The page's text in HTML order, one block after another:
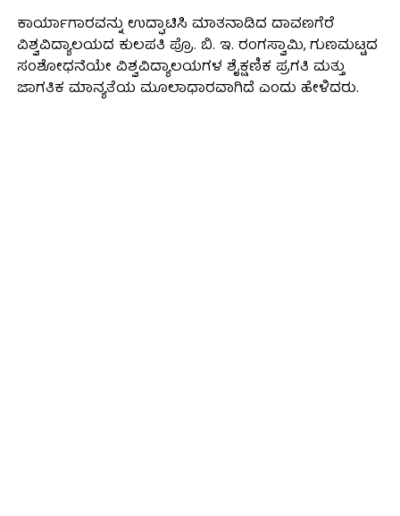
ಕಾರ್ಯಾಗಾರವನ್ನು ಉದ್ಘಾಟಿಸಿ ಮಾತನಾಡಿದ ದಾವಣಗೆರೆ
ವಿಶ್ವವಿದ್ಯಾಲಯದ ಕುಲಪತಿ ಪ್ರೊ. ಬಿ. ಇ. ರಂಗಸ್ವಾಮಿ, ಗುಣಮಟ್ಟದ
ಸಂಶೋಧನೆಯೇ ವಿಶ್ವವಿದ್ಯಾಲಯಗಳ ಶೈಕ್ಷಣಿಕ ಪ್ರಗತಿ ಮತ್ತು
ಜಾಗತಿಕ ಮಾನ್ಯತೆಯ ಮೂಲಾಧಾರವಾಗಿದೆ ಎಂದು ಹೇಳಿದರು.